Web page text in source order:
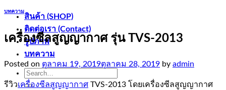
สินค้า (SHOP)
ติดต่อเรา (Contact)
รูปภาพ
บทความ
Search
for:
บทความ
เครื่องซีลสูญญากาศ รุ่น TVS-2013
Posted on ตุลาคม 19, 2019ตุลาคม 28, 2019 by admin
รีวิวเครื่องซีลสูญญากาศ TVS-2013 โดยเครื่องซีลสูญญากาศ